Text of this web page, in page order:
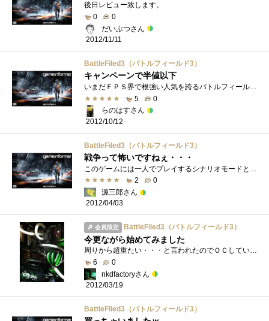
後日レビュー致します。
0
0
だいぶつさん
2012/11/11
BattleFiled3（バトルフィールド3）
キャンペーンで半値以下
いまだＦＰＳ界で根強い人気を誇るバトルフィールドシリーズの最新作です。(そろそろＢＦ４の登場もありそうですが；) 私は今までいろいろな�...
5
0
らのはすさん
2012/10/12
BattleFiled3（バトルフィールド3）
戦争って怖いですねぇ・・・
2
0
源三郎さん
2012/04/03
会員限定 BattleFiled3（バトルフィールド3）
今更ながら始めてみました
周りから超重たい・・・と言われたのでＯＣしていってどのくらい快適にＰＬＡＹできるようになるのか？を検証する為に始めてみました。CPU:Core...
6
0
nkdfactoryさん
2012/03/19
BattleFiled3（バトルフィールド3）